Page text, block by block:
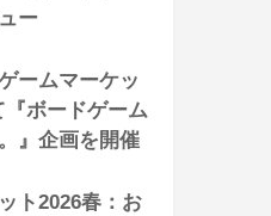
ー
ームマーケッ
『ボードゲーム
』企画を開催
ト2026春：お